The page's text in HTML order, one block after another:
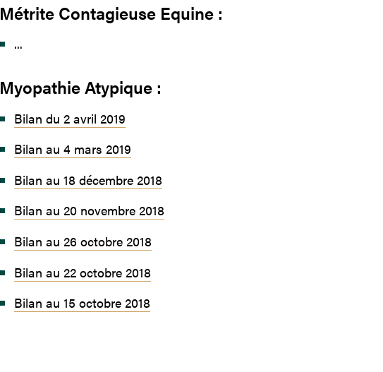
Métrite Contagieuse Equine :
...
Myopathie Atypique :
Bilan du 2 avril 2019
Bilan au 4 mars 2019
Bilan au 18 décembre 2018
Bilan au 20 novembre 2018
Bilan au 26 octobre 2018
Bilan au 22 octobre 2018
Bilan au 15 octobre 2018